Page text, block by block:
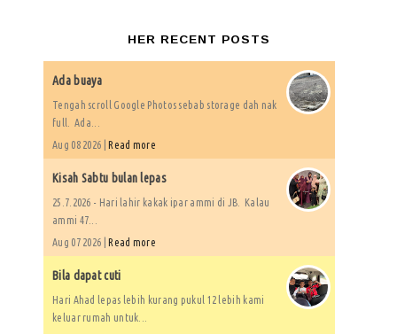
HER RECENT POSTS
Ada buaya
Tengah scroll Google Photos sebab storage dah nak
full. Ada...
Aug 08 2026 | Read more
Kisah Sabtu bulan lepas
25.7.2026 - Hari lahir kakak ipar ammi di JB. Kalau
ammi 47...
Aug 07 2026 | Read more
Bila dapat cuti
Hari Ahad lepas lebih kurang pukul 12 lebih kami
keluar rumah untuk...